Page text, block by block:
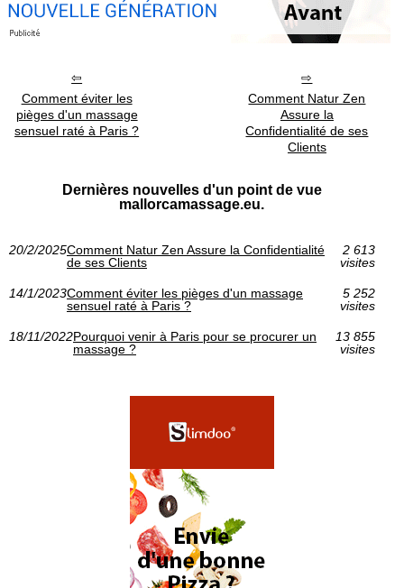
Comment éviter les
pièges d'un massage
sensuel raté à Paris ?
Comment Natur Zen
Assure la
Confidentialité de ses
Clients
Dernières nouvelles d'un point de vue
mallorcamassage.eu.
20/2/2025Comment Natur Zen Assure la Confidentialité
de ses Clients
2 613
visites
14/1/2023Comment éviter les pièges d'un massage
sensuel raté à Paris ?
5 252
visites
18/11/2022Pourquoi venir à Paris pour se procurer un
massage ?
13 855
visites